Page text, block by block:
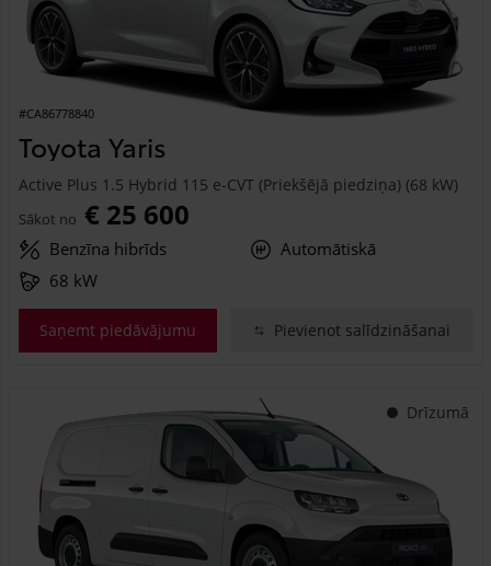
#CA86778840
Toyota Yaris
Active Plus 1.5 Hybrid 115 e-CVT (Priekšējā piedziņa) (68 kW)
Sākot no € 25 600
Benzīna hibrīds
Automātiskā
68 kW
Saņemt piedāvājumu Pievienot salīdzināšanai
Drīzumā